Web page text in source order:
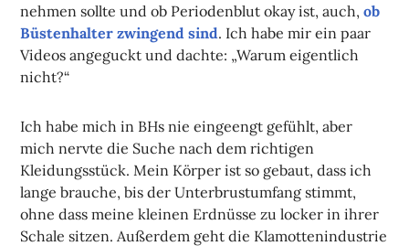
nehmen sollte und ob Periodenblut okay ist, auch,ob
Büstenhalter zwingend sind. Ich habe mir ein paar
Videos angeguckt und dachte: „Warum eigentlich
nicht?“
Ich habe mich in BHs nie eingeengt gefühlt, aber
mich nervte die Suche nach dem richtigen
Kleidungsstück. Mein Körper ist so gebaut, dass ich
lange brauche, bis der Unterbrustumfang stimmt,
ohne dass meine kleinen Erdnüsse zu locker in ihrer
Schale sitzen. Außerdem geht die Klamottenindustrie